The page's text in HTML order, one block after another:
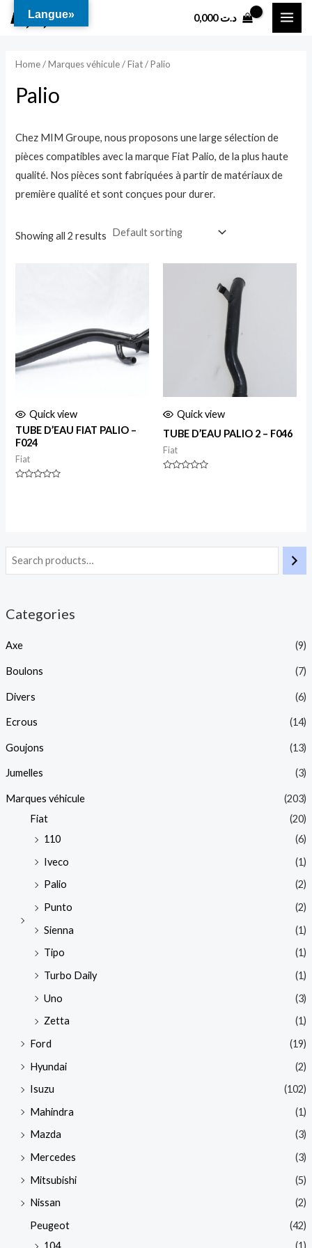
د.ت0,000
Categories
Axe (9)
Boulons (7)
Divers (6)
Ecrous (14)
Goujons (13)
Jumelles (3)
Marques véhicule
(203)
Fiat
(20)
110
(6)
Iveco
(1)
Palio
(2)
Punto
(2)
Sienna
(1)
Tipo
(1)
Turbo Daily
(1)
Uno
(3)
Zetta
(1)
Ford
(19)
Hyundai
(2)
Isuzu
(102)
Mahindra
(1)
Mazda
(3)
Mercedes
(3)
Mitsubishi
(5)
Nissan
(2)
Peugeot
(42)
104
(1)
Home/Marques véhicule/Fiat/ Palio
Palio
Chez MIM Groupe, nous proposons une large sélection de
pièces compatibles avec la marque Fiat Palio, de la plus haute
qualité. Nos pièces sont fabriquées à partir de matériaux de
première qualité et sont conçues pour durer.
Showing all 2 results
Quick view
TUBE D’EAU FIAT PALIO –
F024
Fiat
Quick view
TUBE D’EAU PALIO 2 – F046
Fiat
Langue»